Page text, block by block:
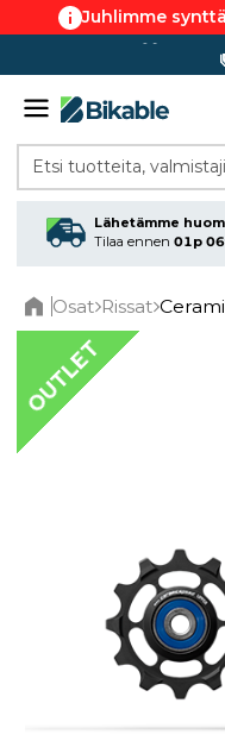
Juhlimme
Etsi tuotteita,
Lähetämme
Tilaa ennen 01p
Osat Rissat
OUTLET